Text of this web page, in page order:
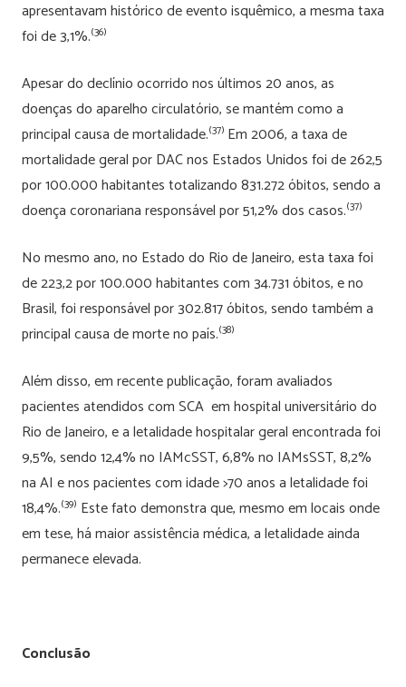
apresentavam histórico de evento isquêmico, a mesma taxa
foi de 3,1%.(36)
Apesar do declínio ocorrido nos últimos 20 anos, as
doenças do aparelho circulatório, se mantém como a
principal causa de mortalidade.(37) Em 2006, a taxa de
mortalidade geral por DAC nos Estados Unidos foi de 262,5
por 100.000 habitantes totalizando 831.272 óbitos, sendo a
doença coronariana responsável por 51,2% dos casos.(37)
No mesmo ano, no Estado do Rio de Janeiro, esta taxa foi
de 223,2 por 100.000 habitantes com 34.731 óbitos, e no
Brasil, foi responsável por 302.817 óbitos, sendo também a
principal causa de morte no país.(38)
Além disso, em recente publicação, foram avaliados
pacientes atendidos com SCA em hospital universitário do
Rio de Janeiro, e a letalidade hospitalar geral encontrada foi
9,5%, sendo 12,4% no IAMcSST, 6,8% no IAMsSST, 8,2%
na AI e nos pacientes com idade >70 anos a letalidade foi
18,4%.(39) Este fato demonstra que, mesmo em locais onde
em tese, há maior assistência médica, a letalidade ainda
permanece elevada.
Conclusão